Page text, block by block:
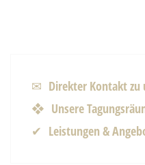
✉ Direkter Kontakt zu
❖ Unsere
✔ Leistungen &